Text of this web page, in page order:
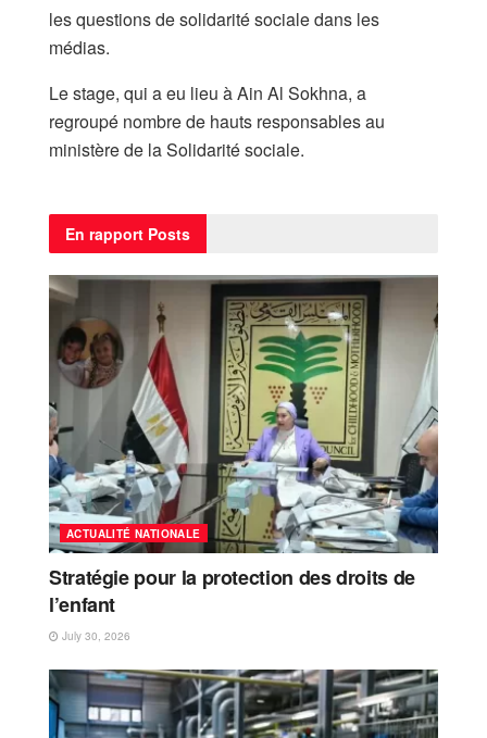
les questions de solidarité sociale dans les
médias.
Le stage, qui a eu lieu à Ain Al Sokhna, a
regroupé nombre de hauts responsables au
ministère de la Solidarité sociale.
En rapport Posts
ACTUALITÉ NATIONALE
Stratégie pour la protection des droits de
l’enfant
July 30, 2026